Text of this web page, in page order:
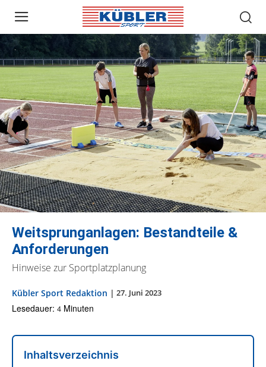
Weitsprunganlagen: Bestandteile &
Anforderungen
Hinweise zur Sportplatzplanung
Kübler Sport Redaktion | 27. Juni 2023
Lesedauer: 4 Minuten
Inhaltsverzeichnis